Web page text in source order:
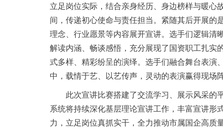
立足岗位实际，结合亲身经历、身边榜样与暖心
间，传递初心使命与责任担当。紧随其后开展的
理念、行业愿景等内容展开宣讲。选手们逻辑清
解读内涵、畅谈感悟，充分展现了国资职工扎实
式多样、精彩纷呈的演绎。选手们融合舞台表演
中，载情于艺、以艺传声，灵动的表演赢得现场
此次宣讲比赛搭建了交流学习、展示风采的
系统将持续深化基层理论宣讲工作，丰富宣讲形
力，立足岗位真抓实干，全力推动市属国企高质